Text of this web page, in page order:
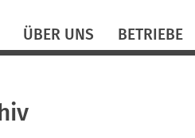
ÜBER UNS BETRIEBE